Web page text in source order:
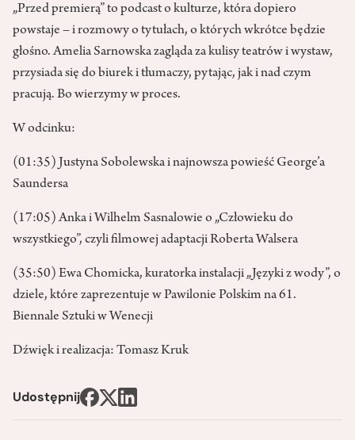
„Przed premierą” to podcast o kulturze, która dopiero
powstaje – i rozmowy o tytułach, o których wkrótce będzie
głośno. Amelia Sarnowska zagląda za kulisy teatrów i wystaw,
przysiada się do biurek i tłumaczy, pytając, jak i nad czym
pracują. Bo wierzymy w proces.
W odcinku:
(01:35) Justyna Sobolewska i najnowsza powieść George’a
Saundersa
(17:05) Anka i Wilhelm Sasnalowie o „Człowieku do
wszystkiego”, czyli filmowej adaptacji Roberta Walsera
(35:50) Ewa Chomicka, kuratorka instalacji „Języki z wody”, o
dziele, które zaprezentuje w Pawilonie Polskim na 61.
Biennale Sztuki w Wenecji
Dźwięk i realizacja: Tomasz Kruk
Udostępnij